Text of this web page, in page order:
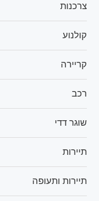
צרכנות
קולנוע
קריירה
רכב
שוגר דדי
תיירות
תיירות ותעופה